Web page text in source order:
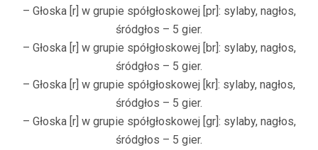
– Głoska [r] w grupie spółgłoskowej [pr]: sylaby, nagłos,
śródgłos – 5 gier.
– Głoska [r] w grupie spółgłoskowej [br]: sylaby, nagłos,
śródgłos – 5 gier.
– Głoska [r] w grupie spółgłoskowej [kr]: sylaby, nagłos,
śródgłos – 5 gier.
– Głoska [r] w grupie spółgłoskowej [gr]: sylaby, nagłos,
śródgłos – 5 gier.